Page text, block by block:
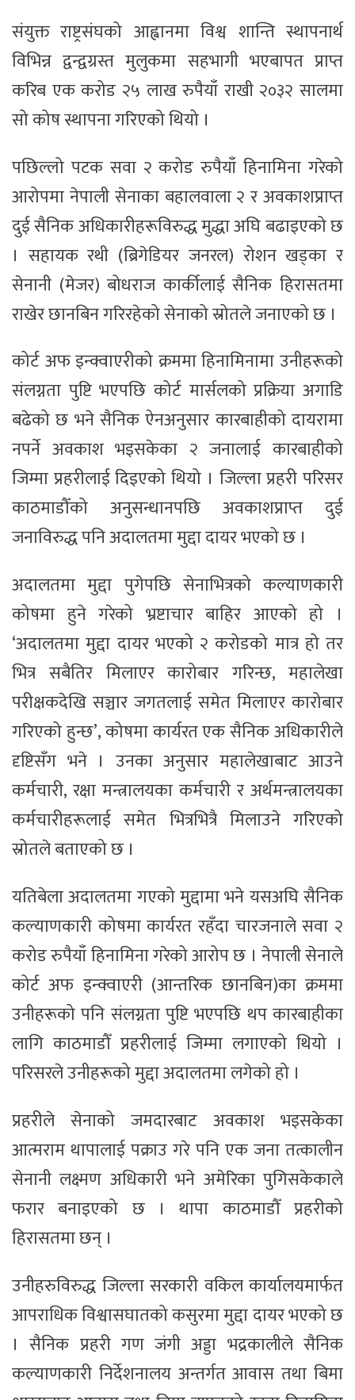
संयुक्त राष्ट्रसंघको आह्वानमा विश्व शान्ति स्थापनार्थ
विभिन्न द्वन्द्वग्रस्त मुलुकमा सहभागी भएबापत प्राप्त
करिब एक करोड २५ लाख रुपैयाँ राखी २०३२ सालमा
सो कोष स्थापना गरिएको थियो ।
पछिल्लो पटक सवा २ करोड रुपैयाँ हिनामिना गरेको
आरोपमा नेपाली सेनाका बहालवाला २ र अवकाशप्राप्त
दुई सैनिक अधिकारीहरूविरुद्ध मुद्धा अघि बढाइएको छ
। सहायक रथी (ब्रिगेडियर जनरल) रोशन खड्का र
सेनानी (मेजर) बोधराज कार्कीलाई सैनिक हिरासतमा
राखेर छानबिन गरिरहेको सेनाको स्रोतले जनाएको छ ।
कोर्ट अफ इन्क्वाएरीको क्रममा हिनामिनामा उनीहरूको
संलग्नता पुष्टि भएपछि कोर्ट मार्सलको प्रक्रिया अगाडि
बढेको छ भने सैनिक ऐनअनुसार कारबाहीको दायरामा
नपर्ने अवकाश भइसकेका २ जनालाई कारबाहीको
जिम्मा प्रहरीलाई दिइएको थियो । जिल्ला प्रहरी परिसर
काठमाडौँको अनुसन्धानपछि अवकाशप्राप्त दुई
जनाविरुद्ध पनि अदालतमा मुद्दा दायर भएको छ ।
अदालतमा मुद्दा पुगेपछि सेनाभित्रको कल्याणकारी
कोषमा हुने गरेको भ्रष्टाचार बाहिर आएको हो ।
‘अदालतमा मुद्दा दायर भएको २ करोडको मात्र हो तर
भित्र सबैतिर मिलाएर कारोबार गरिन्छ, महालेखा
परीक्षकदेखि सञ्चार जगतलाई समेत मिलाएर कारोबार
गरिएको हुन्छ’, कोषमा कार्यरत एक सैनिक अधिकारीले
दृष्टिसँग भने । उनका अनुसार महालेखाबाट आउने
कर्मचारी, रक्षा मन्त्रालयका कर्मचारी र अर्थमन्त्रालयका
कर्मचारीहरूलाई समेत भित्रभित्रै मिलाउने गरिएको
स्रोतले बताएको छ ।
यतिबेला अदालतमा गएको मुद्दामा भने यसअघि सैनिक
कल्याणकारी कोषमा कार्यरत रहँदा चारजनाले सवा २
करोड रुपैयाँ हिनामिना गरेको आरोप छ । नेपाली सेनाले
कोर्ट अफ इन्क्वाएरी (आन्तरिक छानबिन)का क्रममा
उनीहरूको पनि संलग्नता पुष्टि भएपछि थप कारबाहीका
लागि काठमाडौँ प्रहरीलाई जिम्मा लगाएको थियो ।
परिसरले उनीहरूको मुद्दा अदालतमा लगेको हो ।
प्रहरीले सेनाको जमदारबाट अवकाश भइसकेका
आत्मराम थापालाई पक्राउ गरे पनि एक जना तत्कालीन
सेनानी लक्ष्मण अधिकारी भने अमेरिका पुगिसकेकाले
फरार बनाइएको छ । थापा काठमाडौँ प्रहरीको
हिरासतमा छन् ।
उनीहरुविरुद्ध जिल्ला सरकारी वकिल कार्यालयमार्फत
आपराधिक विश्वासघातको कसुरमा मुद्दा दायर भएको छ
। सैनिक प्रहरी गण जंगी अड्डा भद्रकालीले सैनिक
कल्याणकारी निर्देशनालय अन्तर्गत आवास तथा बिमा